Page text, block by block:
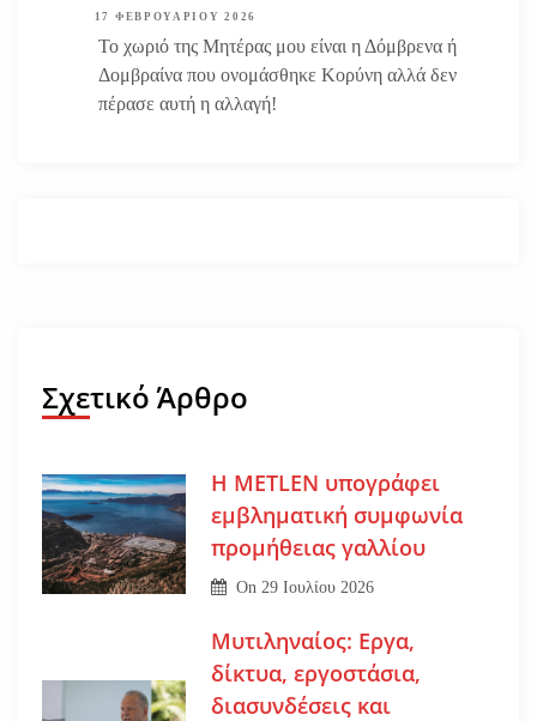
17 ΦΕΒΡΟΥΑΡΊΟΥ 2026
Το χωριό της Μητέρας μου είναι η Δόμβρενα ή
Δομβραίνα που ονομάσθηκε Κορύνη αλλά δεν
πέρασε αυτή η αλλαγή!
Σχετικό Άρθρο
Η METLEN υπογράφει
εμβληματική συμφωνία
προμήθειας γαλλίου
On 29 Ιουλίου 2026
Μυτιληναίος: Εργα,
δίκτυα, εργοστάσια,
διασυνδέσεις και